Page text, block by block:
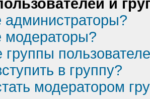
и
администраторы?
модераторы?
группы
в группу?
модератором